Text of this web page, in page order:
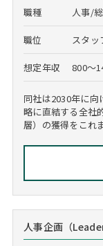
職種 人事/
職位 スタッ
想定年収 800～
同社は2030年に
略に直結する全社
層）の獲得をこれ
人事企画（